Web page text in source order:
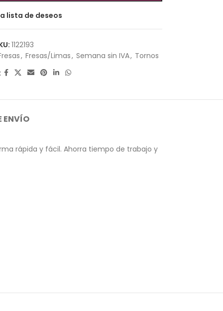
lista de deseos
1122193
, Fresas/Limas, Semana sin IVA, Tornos
ENVÍO
rápida y fácil. Ahorra tiempo de trabajo y